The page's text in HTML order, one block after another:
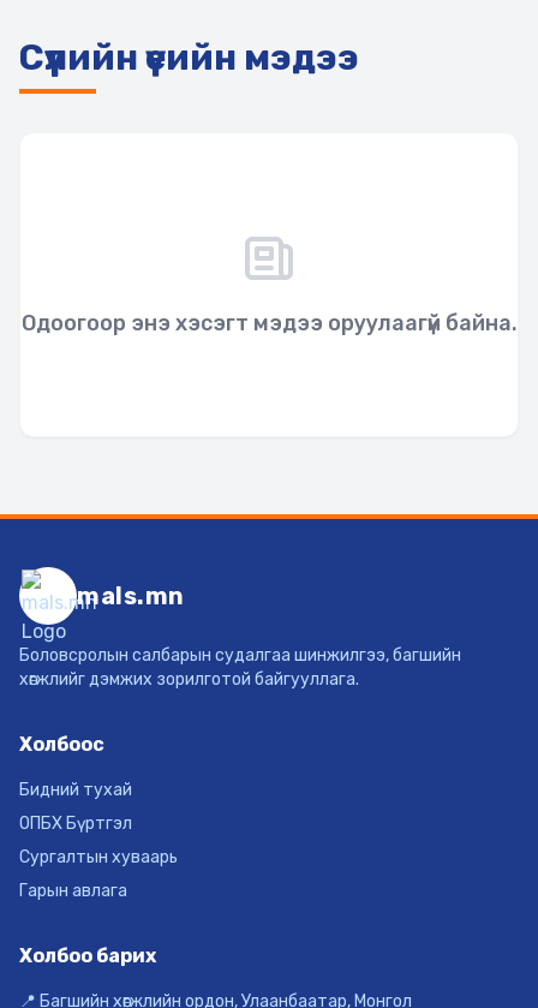
Сүүлийн үеийн мэдээ
Одоогоор энэ хэсэгт мэдээ оруулаагүй байна.
mals.mn
Боловсролын салбарын судалгаа шинжилгээ, багшийн
хөгжлийг дэмжих зорилготой байгууллага.
Холбоос
Бидний тухай
ОПБХ Бүртгэл
Сургалтын хуваарь
Гарын авлага
Холбоо барих
📍 Багшийн хөгжлийн ордон, Улаанбаатар, Монгол